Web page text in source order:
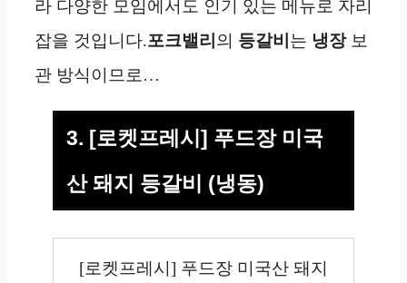
라 다양한 모임에서도 인기 있는 메뉴로 자리
잡을 것입니다.포크밸리 의 등갈비 는 냉장보
관 방식이므로…
3. [로켓프레시] 푸드장 미국
산 돼지 등갈비 (냉동)
[로켓프레시] 푸드장 미국산 돼지